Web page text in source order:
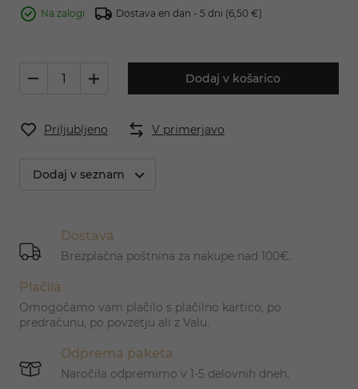
Na zalogi Dostava en dan - 5 dni (6,50 €)
Dodaj v košarico
Priljubljeno V primerjavo
Dodaj v seznam
Dostava
Brezplačna poštnina za nakupe nad 100€.
Plačila
Omogočamo vam plačilo s plačilno kartico, po
predračunu, po povzetju ali z Valu.
Odprema paketa
Naročila odpremimo v 1-5 delovnih dneh.